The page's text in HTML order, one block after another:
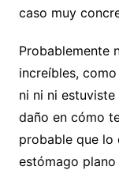
caso muy
Probablemente
increíbles,
ni ni ni
daño en cómo
probable que lo
estómago